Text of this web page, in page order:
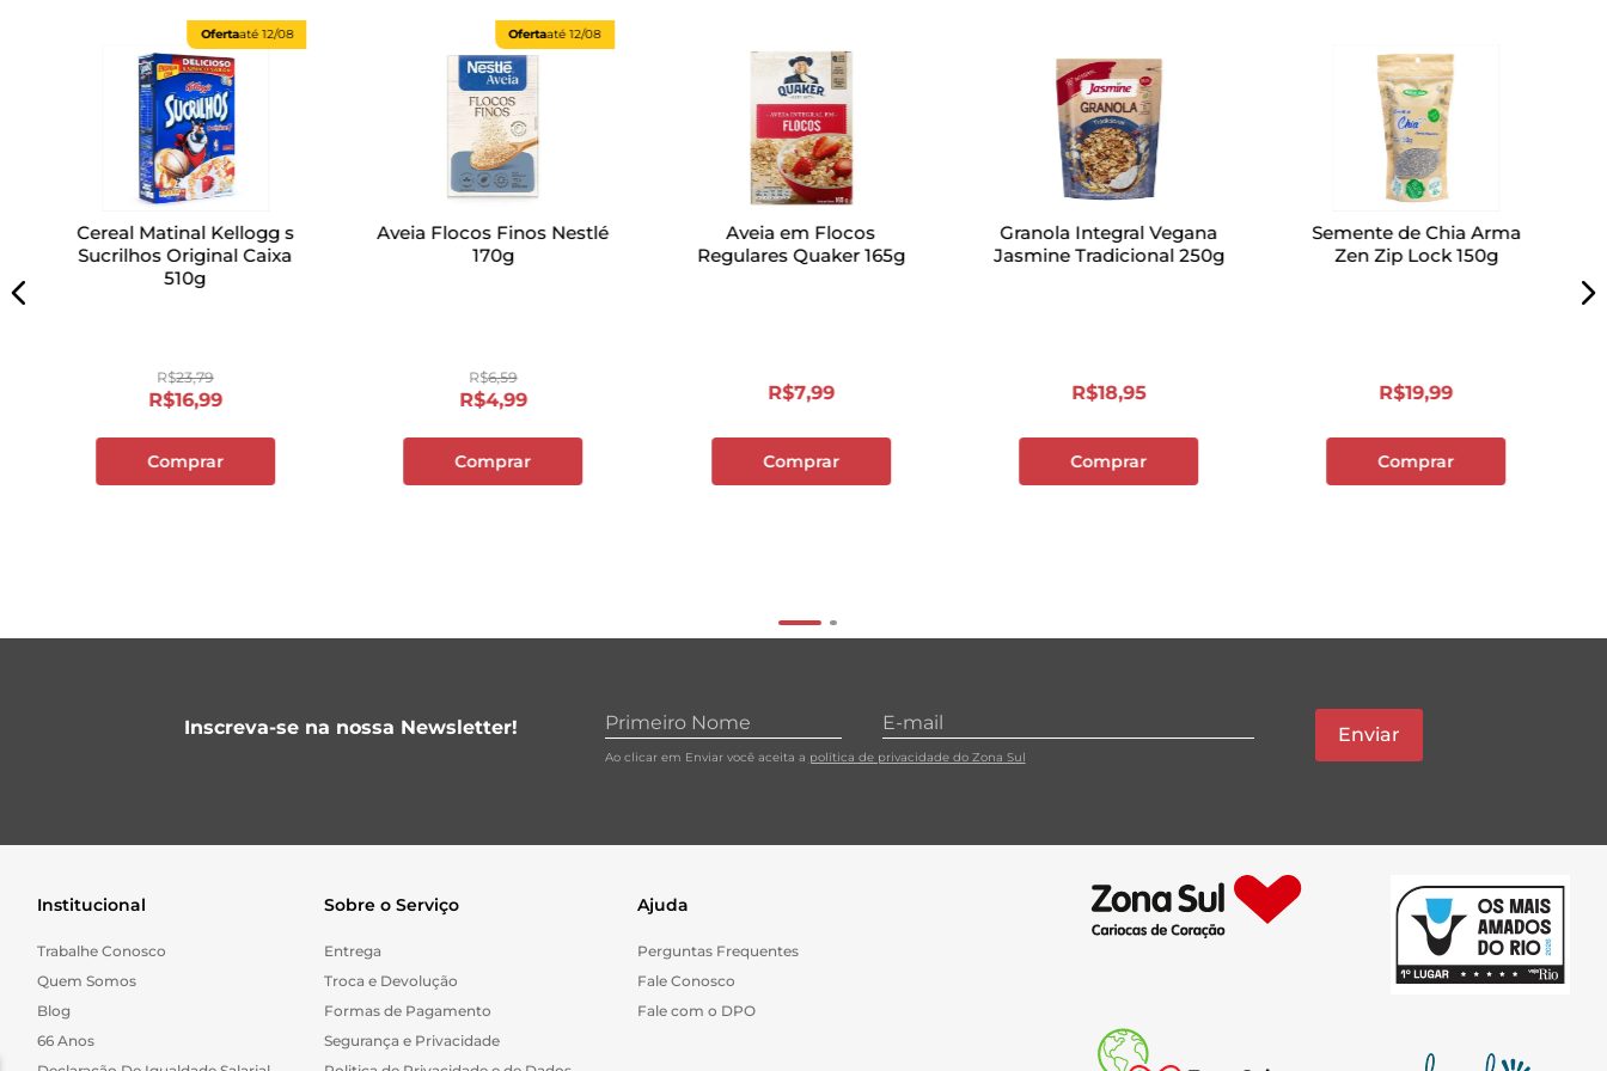
Ofertaaté12/08
Cereal Matinal Kellogg s
Sucrilhos Original Caixa
510g
R$23,79
R$16,99
Comprar
Ofertaaté12/08
Aveia Flocos Finos Nestlé
170g
R$6,59
R$4,99
Comprar
Aveia em Flocos
Regulares Quaker 165g
R$7,99
Comprar
Granola Integral Vegana
Jasmine Tradicional 250g
R$18,95
Comprar
Semente de Chia Arma
Zen Zip Lock 150g
R$19,99
Comprar
Inscreva-se na nossa Newsletter!
Ao clicar em Enviar você aceita a política de privacidade do Zona Sul
Enviar
Institucional
Trabalhe Conosco
Quem Somos
Blog
66 Anos
Sobre o Serviço
Entrega
Troca e Devolução
Formas de Pagamento
Segurança e Privacidade
Ajuda
Perguntas Frequentes
Fale Conosco
Fale com o DPO